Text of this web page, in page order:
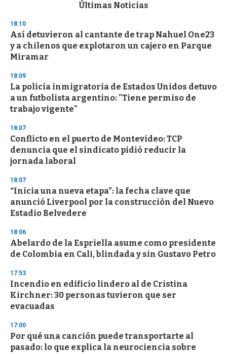
d
s
o
f
3
s
e
c
o
n
Últimas Noticias
18:10
Así detuvieron al cantante de trap Nahuel One23
y a chilenos que explotaron un cajero en Parque
Miramar
18:09
La policía inmigratoria de Estados Unidos detuvo
a un futbolista argentino: "Tiene permiso de
trabajo vigente"
18:07
Conflicto en el puerto de Montevideo: TCP
denuncia que el sindicato pidió reducir la
jornada laboral
18:07
“Inicia una nueva etapa”: la fecha clave que
anunció Liverpool por la construcción del Nuevo
Estadio Belvedere
18:06
Abelardo de la Espriella asume como presidente
de Colombia en Cali, blindada y sin Gustavo Petro
17:53
Incendio en edificio lindero al de Cristina
Kirchner: 30 personas tuvieron que ser
evacuadas
17:00
Por qué una canción puede transportarte al
pasado: lo que explica la neurociencia sobre